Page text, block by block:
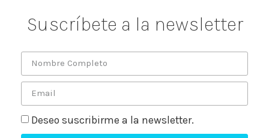
Suscríbete a la newsletter
Deseo suscribirme a la newsletter.